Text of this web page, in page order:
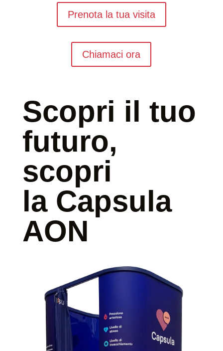
Prenota la tua visita
Chiamaci ora
Scopri il tuo
futuro,
scopri
la Capsula
AON